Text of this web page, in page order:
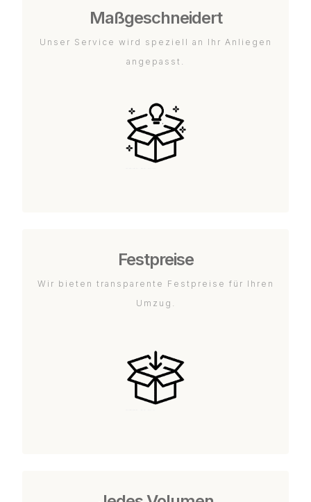
Maßgeschneidert
Unser Service wird speziell an Ihr Anliegen
angepasst.
Festpreise
Wir bieten transparente Festpreise für Ihren
Umzug.